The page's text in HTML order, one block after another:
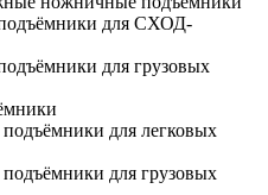
для СХОД-
для грузовых
для легковых
для грузовых